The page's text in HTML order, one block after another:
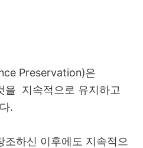
Preservation)은
을 지속적으로 유지하고
.
조하신 이후에도 지속적으